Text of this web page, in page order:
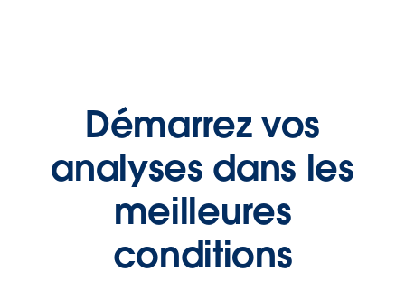
Démarrez vos
analyses dans les
meilleures
conditions